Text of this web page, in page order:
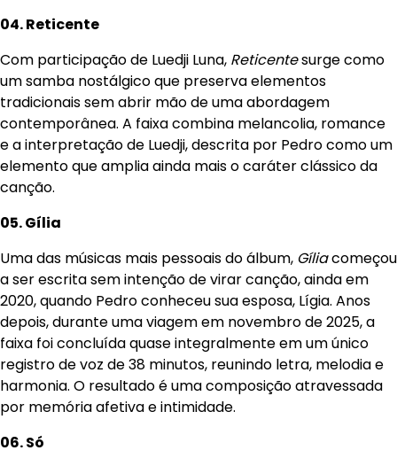
04. Reticente
Com participação de Luedji Luna, Reticentesurge como
um samba nostálgico que preserva elementos
tradicionais sem abrir mão de uma abordagem
contemporânea. A faixa combina melancolia, romance
e a interpretação de Luedji, descrita por Pedro como um
elemento que amplia ainda mais o caráter clássico da
canção.
05. Gília
Uma das músicas mais pessoais do álbum, Gíliacomeçou
a ser escrita sem intenção de virar canção, ainda em
2020, quando Pedro conheceu sua esposa, Lígia. Anos
depois, durante uma viagem em novembro de 2025, a
faixa foi concluída quase integralmente em um único
registro de voz de 38 minutos, reunindo letra, melodia e
harmonia. O resultado é uma composição atravessada
por memória afetiva e intimidade.
06. Só